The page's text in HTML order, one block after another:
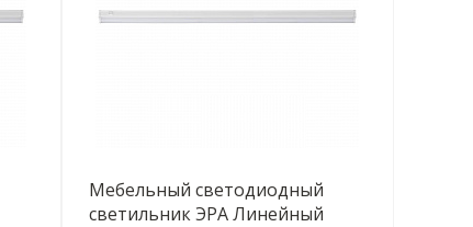
Мебельный светодиодный
светильник ЭРА Линейный